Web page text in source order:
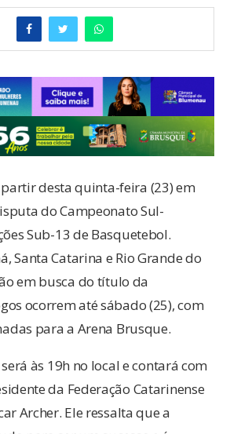
desta quinta-feira (23) em
do Campeonato Sul-
Sub-13 de Basquetebol.
Santa Catarina e Rio Grande do
em busca do título da
ocorrem até sábado (25), com
para a Arena Brusque.
às 19h no local e contará com
da Federação Catarinense
Archer. Ele ressalta que a